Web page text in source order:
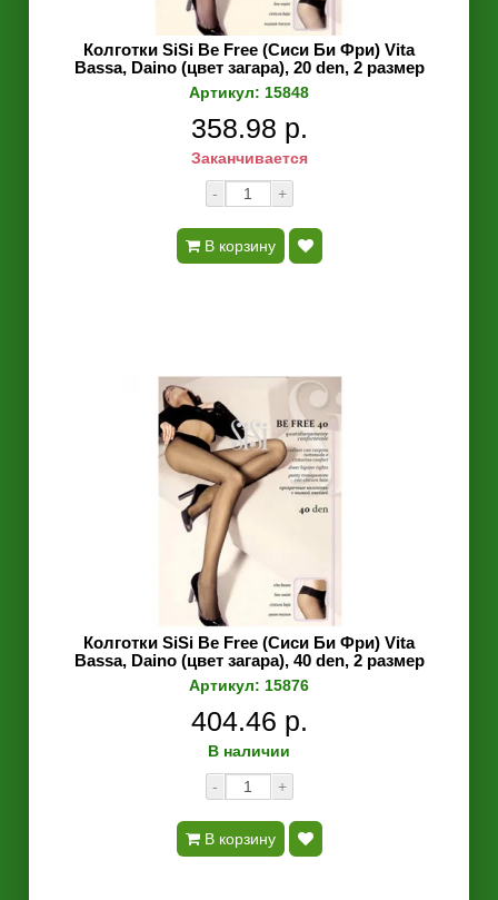
Колготки SiSi Be Free (Сиси Би Фри) Vita
Bassa, Daino (цвет загара), 20 den, 2 размер
Артикул: 15848
358.98 р.
Заканчивается
-
+
В корзину
Колготки SiSi Be Free (Сиси Би Фри) Vita
Bassa, Daino (цвет загара), 40 den, 2 размер
Артикул: 15876
404.46 р.
В наличии
-
+
В корзину